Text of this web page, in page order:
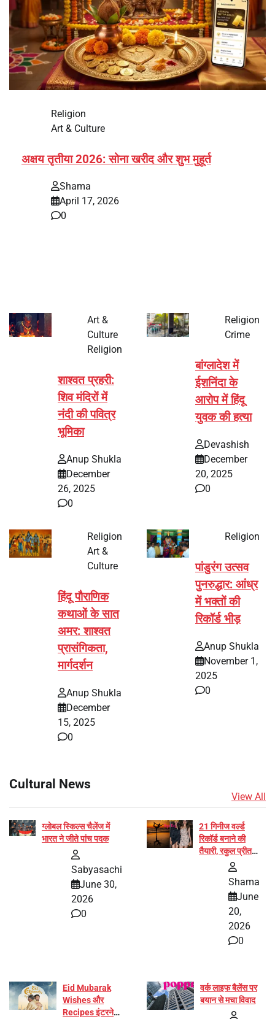
Religion
Art & Culture
अक्षय तृतीया 2026: सोना खरीद और शुभ मुहूर्त
Shama
April 17, 2026
0
Art &
Culture
Religion
शाश्वत प्रहरी:
शिव मंदिरों में
नंदी की पवित्र
भूमिका
Anup Shukla
December
26, 2025
0
Religion
Crime
बांग्लादेश में
ईशनिंदा के
आरोप में हिंदू
युवक की हत्या
Devashish
December
20, 2025
0
Religion
Art &
Culture
हिंदू पौराणिक
कथाओं के सात
अमर: शाश्वत
प्रासंगिकता,
मार्गदर्शन
Anup Shukla
December
15, 2025
0
Religion
पांडुरंग उत्सव
पुनरुद्धार: आंध्र
में भक्तों की
रिकॉर्ड भीड़
Anup Shukla
November 1,
2025
0
Cultural News
View All
ग्लोबल स्किल्स चैलेंज में
भारत ने जीते पांच पदक
Sabyasachi
June 30,
2026
0
21 गिनीज वर्ल्ड
रिकॉर्ड बनाने की
तैयारी, रकुल प्रीत
और प्रज्ञा जायसवाल
बनीं योग अभियान का
Shama
June
20,
2026
0
Eid Mubarak
Wishes और
Recipes इंटरनेट
वर्क लाइफ बैलेंस पर
बयान से मचा विवाद